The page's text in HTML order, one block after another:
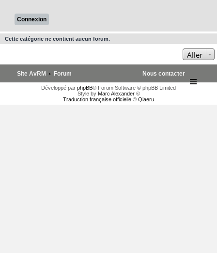
Cette catégorie ne contient aucun forum.
Aller
Site AvRM Forum Nous contacter
Développé par phpBB® Forum Software © phpBB Limited
Style by Marc Alexander©
Traduction française officielle © Qiaeru